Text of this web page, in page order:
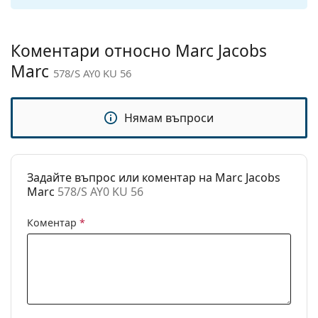
Кутия:
Да
почистване:
Категория:
Марка:
Marc Jacobs
Предназначение:
Коментари относно Marc Jacobs
Marc 578/S AY0 KU 56
Нямам въпроси
Задайте въпрос или коментар на Marc Jacobs
Marc 578/S AY0 KU 56
Коментар *